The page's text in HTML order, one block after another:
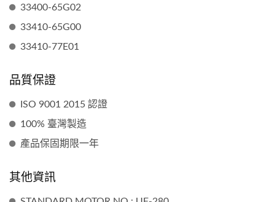
33400-65G02
33410-65G00
33410-77E01
品質保證
ISO 9001 2015 認證
100% 臺灣製造
產品保固期限一年
其他資訊